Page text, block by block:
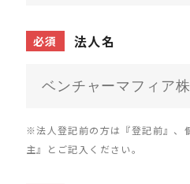
必須 法人名
※法人登記前の方は『登記前』、
主』とご記入ください。